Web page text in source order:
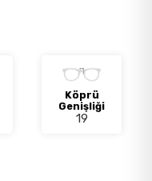
Köprü
Genişliği
19